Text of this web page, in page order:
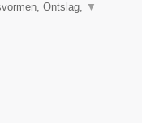
Ontslag, ▼